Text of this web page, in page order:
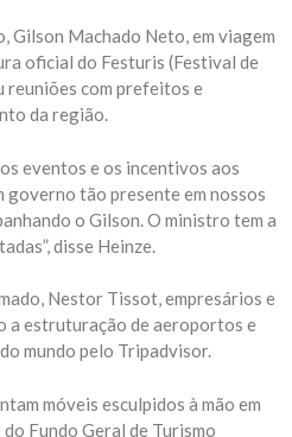
Gilson Machado Neto, em viagem
oficial do Festuris (Festival de
reuniões com prefeitos e
da região.
eventos e os incentivos aos
governo tão presente em nossos
o Gilson. O ministro tem a
disse Heinze.
Nestor Tissot, empresários e
a estruturação de aeroportos e
mundo pelo Tripadvisor.
móveis esculpidos à mão em
Fundo Geral de Turismo